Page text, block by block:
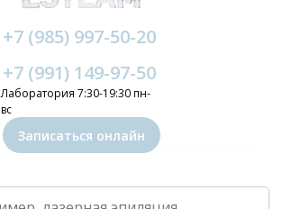
Лаборатория 7:30-19:30 пн-
вс
+7 (991) 149-97-50
+7 (985) 997-50-20
Записаться онлайн